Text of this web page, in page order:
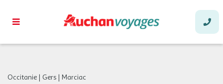
Occitanie | Gers | Marciac